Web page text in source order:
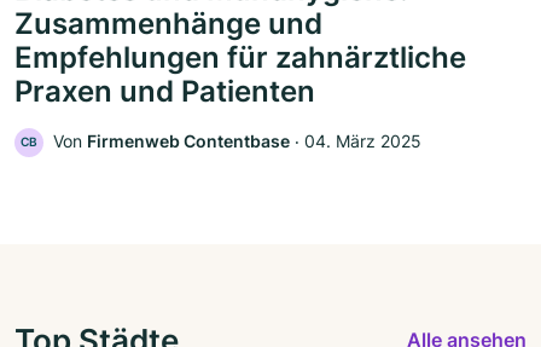
Zusammenhänge und
Empfehlungen für zahnärztliche
Praxen und Patienten
CB Von Firmenweb Contentbase ‧ 04. März 2025
Alle ansehen